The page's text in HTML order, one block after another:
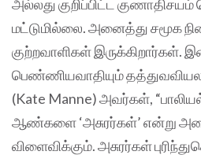
அல்லது குறிப்பிட்ட
மட்டுமில்லை. அனைத்து சமூக
குற்றவாளிகள் இருக்கிறார்கள்.
பெண்ணியவாதியும்
(Kate Manne) அவர்கள்,
ஆண்களை ‘அசுரர்கள்’ என்று
விளைவிக்கும். அசுரர்கள்